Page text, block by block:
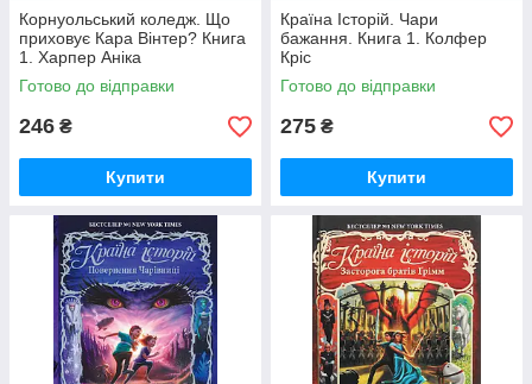
Корнуольський коледж. Що
приховує Кара Вінтер? Книга
1. Харпер Аніка
Готово до відправки
246 ₴
Купити
Країна Історій. Чари
бажання. Книга 1. Колфер
Кріс
Готово до відправки
275 ₴
Купити